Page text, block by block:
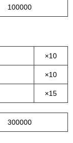
100000
×10
×10
×15
300000